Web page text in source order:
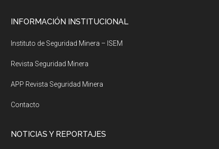
Footer
INFORMACIÓN INSTITUCIONAL
Instituto de Seguridad Minera – ISEM
Revista Seguridad Minera
APP Revista Seguridad Minera
Contacto
NOTICIAS Y REPORTAJES